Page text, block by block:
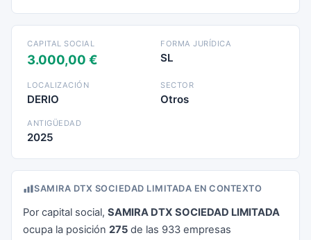
CAPITAL SOCIAL
3.000,00 €
FORMA JURÍDICA
SL
LOCALIZACIÓN
DERIO
SECTOR
Otros
ANTIGÜEDAD
2025
SAMIRA DTX SOCIEDAD LIMITADA EN CONTEXTO
Por capital social, SAMIRA DTX SOCIEDAD LIMITADA
ocupa la posición 275 de las 933 empresas